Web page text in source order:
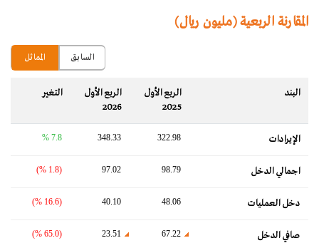
المقارنة الربعية (مليون ريال)
المماثل السابق
البند
الربع الأول
2025
الربع الأول
2026
التغير‬
الإيرادات 322.98
348.33
7.8 %
اجمالي الدخل 98.79
97.02
(1.8 %)
دخل العمليات 48.06
40.10
(16.6 %)
صافي الدخل 67.22
23.51
(65.0 %)